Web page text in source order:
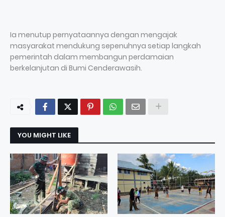
Ia menutup pernyataannya dengan mengajak
masyarakat mendukung sepenuhnya setiap langkah
pemerintah dalam membangun perdamaian
berkelanjutan di Bumi Cenderawasih.
YOU MIGHT LIKE